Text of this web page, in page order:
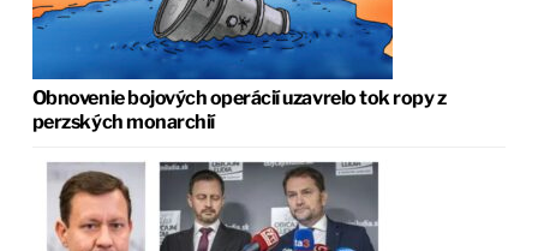
Obnovenie bojových operácií uzavrelo tok ropy z
perzských monarchií